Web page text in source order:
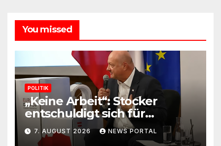
You missed
POLITIK
„Keine Arbeit“: Stocker
entschuldigt sich für
Skandal-Aussage zu
Kindererziehung
7. AUGUST 2026 NEWS PORTAL